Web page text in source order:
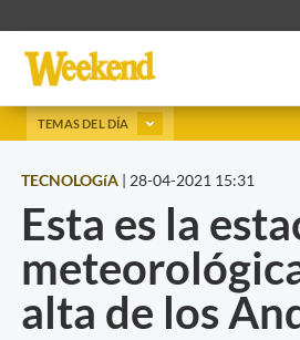
TEMAS DEL DÍA
TECNOLOGíA | 28-04-2021 15:31
Esta es la
alta de los